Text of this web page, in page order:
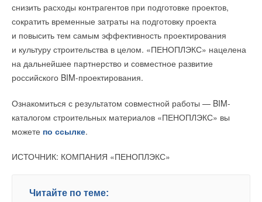
снизить расходы контрагентов при подготовке проектов,
сократить временные затраты на подготовку проекта
и повысить тем самым эффективность проектирования
и культуру строительства в целом. «ПЕНОПЛЭКС» нацелена
на дальнейшее партнерство и совместное развитие
российского BIM-проектирования.
Ознакомиться с результатом совместной работы — BIM-
каталогом строительных материалов «ПЕНОПЛЭКС» вы
можете по ссылке.
ИСТОЧНИК: КОМПАНИЯ «ПЕНОПЛЭКС»
Читайте по теме:
ЖУРНАЛ СОК АВГУСТ 2026
→ «Русклимат» укрепляет партнёрство за Уралом
НОВОСТИ СОК 31 ИЮЛЯ 2026
→
«БДР Термия Рус» — 25 лет в России. И это только
начало!
НОВОСТИ СОК 17 ИЮЛЯ 2026
→
Премиальное решение с максимальной комплектацией:
новый газовый котел Virtuens MCA от De Dietrich
НОВОСТИ СОК 15 ИЮЛЯ 2026
компания получила патент на новую разработку
→ Как «Русклимат» формирует новые стандарты в ОВКЭС
НОВОСТИ СОК 2 ИЮЛЯ 2026
НОВОСТИ СОК 29 ИЮНЯ 2026
→
«БДР Термия Рус» провела стратегическую
конференцию для дистрибьюторов